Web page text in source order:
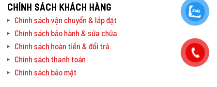
CHÍNH SÁCH KHÁCH HÀNG
Chính sách vận chuyển & lắp đặt
Chính sách bảo hành & sửa chữa
Chính sách hoàn tiền & đổi trả
Chính sách thanh toán
Chính sách bảo mật